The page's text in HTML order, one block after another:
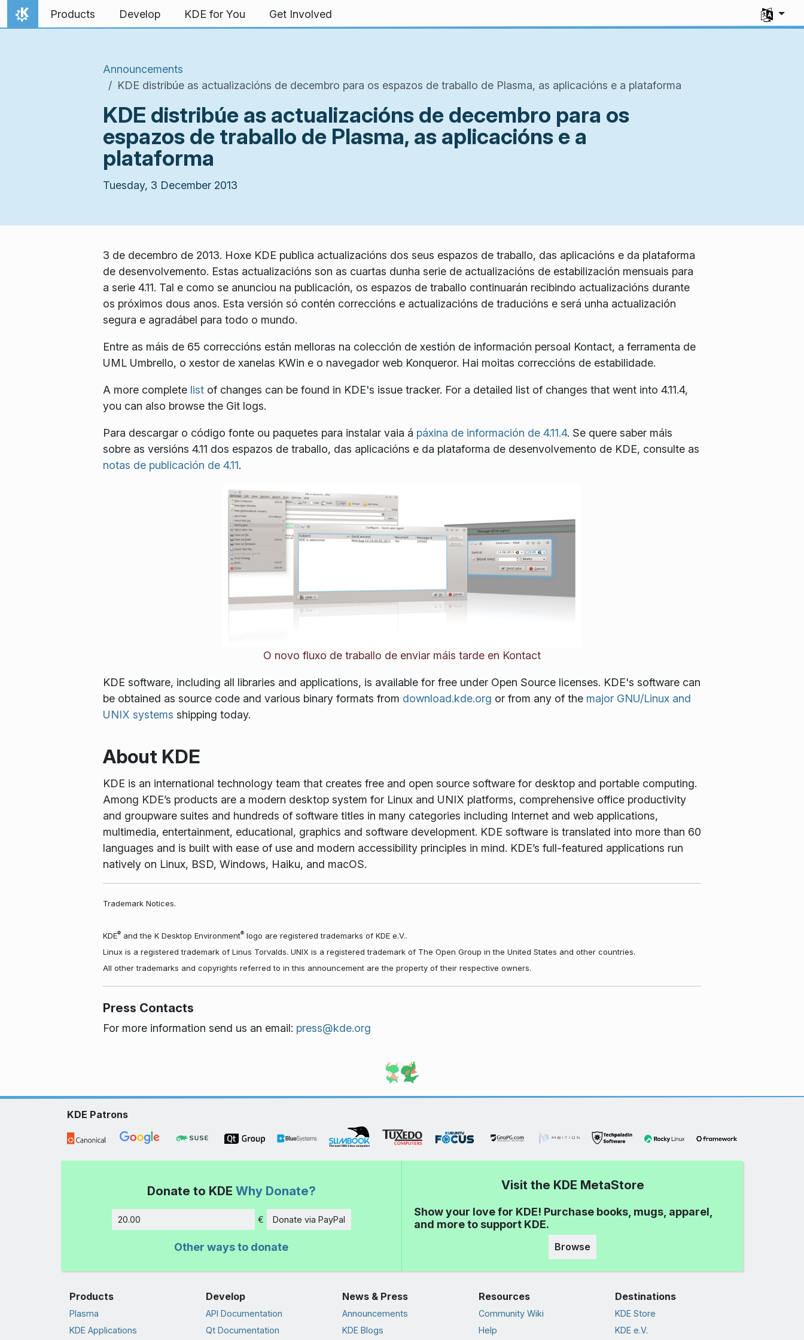
Skip to content
Home
Products Develop KDE for You Get Involved
Select
Announcements
KDE distribúe as actualizacións de decembro para os espazos de traballo de Plasma, as aplicacións e a plataforma
KDE distribúe as actualizacións de decembro para os
espazos de traballo de Plasma, as aplicacións e a
plataforma
Tuesday, 3 December 2013
3 de decembro de 2013. Hoxe KDE publica actualizacións dos seus espazos de traballo, das aplicacións e da plataforma
de desenvolvemento. Estas actualizacións son as cuartas dunha serie de actualizacións de estabilización mensuais para
a serie 4.11. Tal e como se anunciou na publicación, os espazos de traballo continuarán recibindo actualizacións durante
os próximos dous anos. Esta versión só contén correccións e actualizacións de traducións e será unha actualización
segura e agradábel para todo o mundo.
Entre as máis de 65 correccións están melloras na colección de xestión de información persoal Kontact, a ferramenta de
UML Umbrello, o xestor de xanelas KWin e o navegador web Konqueror. Hai moitas correccións de estabilidade.
A more complete list of changes can be found in KDE's issue tracker. For a detailed list of changes that went into 4.11.4,
you can also browse the Git logs.
Para descargar o código fonte ou paquetes para instalar vaia á páxina de información de 4.11.4. Se quere saber máis
sobre as versións 4.11 dos espazos de traballo, das aplicacións e da plataforma de desenvolvemento de KDE, consulte as
notas de publicación de 4.11.
O novo fluxo de traballo de enviar máis tarde en Kontact
KDE software, including all libraries and applications, is available for free under Open Source licenses. KDE's software can
be obtained as source code and various binary formats from download.kde.org or from any of the major GNU/Linux and
UNIX systems shipping today.
About KDE
KDE is an international technology team that creates free and open source software for desktop and portable computing.
Among KDE’s products are a modern desktop system for Linux and UNIX platforms, comprehensive office productivity
and groupware suites and hundreds of software titles in many categories including Internet and web applications,
multimedia, entertainment, educational, graphics and software development. KDE software is translated into more than 60
languages and is built with ease of use and modern accessibility principles in mind. KDE’s full-featured applications run
natively on Linux, BSD, Windows, Haiku, and macOS.
Trademark Notices.
KDE® and the K Desktop Environment® logo are registered trademarks of KDE e.V..
Linux is a registered trademark of Linus Torvalds. UNIX is a registered trademark of The Open Group in the United States and other countries.
All other trademarks and copyrights referred to in this announcement are the property of their respective owners.
Press Contacts
For more information send us an email: press@kde.org
KDE Patrons
Donate to KDE Why Donate?
Amount
€ Donate via PayPal
Other ways to donate
Visit the KDE MetaStore
Show your love for KDE! Purchase books, mugs, apparel,
and more to support KDE.
Browse
Products
Plasma
KDE Applications
Develop
API Documentation
Qt Documentation
News & Press
Announcements
KDE Blogs
Resources
Community Wiki
Help
Destinations
KDE Store
KDE e.V.